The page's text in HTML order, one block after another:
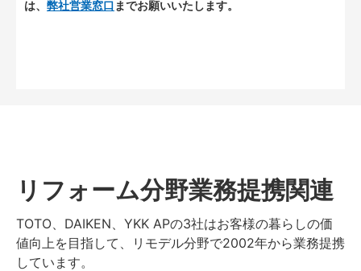
は、 弊社営業窓口 までお願いいたします。
リフォーム分野業務提携関連
TOTO、DAIKEN、YKK APの3社はお客様の暮らしの価
値向上を目指して、リモデル分野で2002年から業務提携
しています。